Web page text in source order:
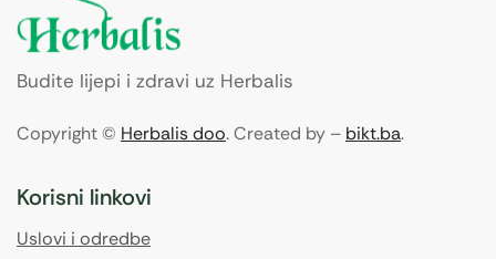
Budite lijepi i zdravi uz Herbalis
Copyright © Herbalis doo. Created by – bikt.ba.
Korisni linkovi
Uslovi i odredbe